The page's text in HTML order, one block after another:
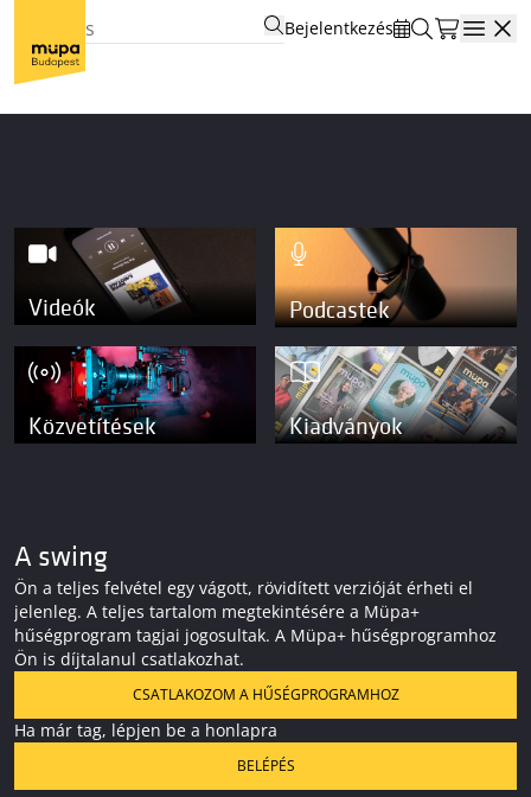
Bejelentkezés
Videók Podcastek
Közvetítések Kiadványok
A swing
Ön a teljes felvétel egy vágott, rövidített verzióját érheti el
jelenleg. A teljes tartalom megtekintésére a Müpa+
hűségprogram tagjai jogosultak. A Müpa+ hűségprogramhoz
Ön is díjtalanul csatlakozhat.
CSATLAKOZOM A HŰSÉGPROGRAMHOZ
Ha már tag, lépjen be a honlapra
BELÉPÉS